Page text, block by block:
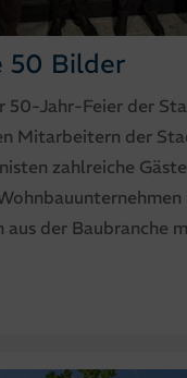
50 Bilder
50-Jahr-Feier der
Mitarbeitern der
zahlreiche
aus der Baubranche